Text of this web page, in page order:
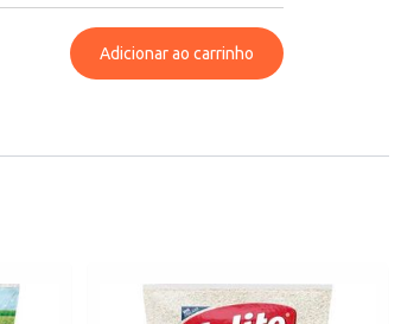
Adicionar ao carrinho